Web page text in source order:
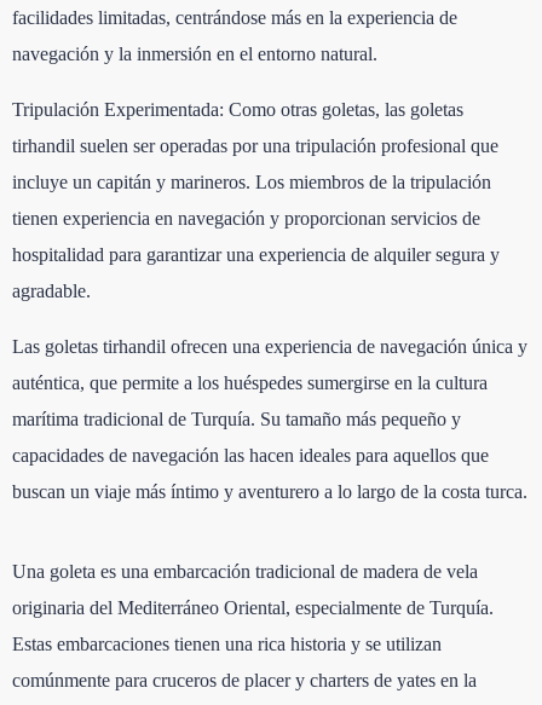
facilidades limitadas, centrándose más en la experiencia de
navegación y la inmersión en el entorno natural.
Tripulación Experimentada: Como otras goletas, las goletas
tirhandil suelen ser operadas por una tripulación profesional que
incluye un capitán y marineros. Los miembros de la tripulación
tienen experiencia en navegación y proporcionan servicios de
hospitalidad para garantizar una experiencia de alquiler segura y
agradable.
Las goletas tirhandil ofrecen una experiencia de navegación única y
auténtica, que permite a los huéspedes sumergirse en la cultura
marítima tradicional de Turquía. Su tamaño más pequeño y
capacidades de navegación las hacen ideales para aquellos que
buscan un viaje más íntimo y aventurero a lo largo de la costa turca.
Una goleta es una embarcación tradicional de madera de vela
originaria del Mediterráneo Oriental, especialmente de Turquía.
Estas embarcaciones tienen una rica historia y se utilizan
comúnmente para cruceros de placer y charters de yates en la